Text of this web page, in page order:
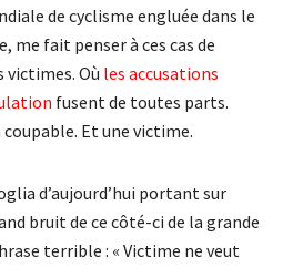
de cyclisme engluée dans le
me fait penser à ces cas de
victimes. Où les accusations
fusent de toutes parts.
coupable. Et une victime.
d’aujourd’hui portant sur
bruit de ce côté-ci de la grande
terrible : « Victime ne veut